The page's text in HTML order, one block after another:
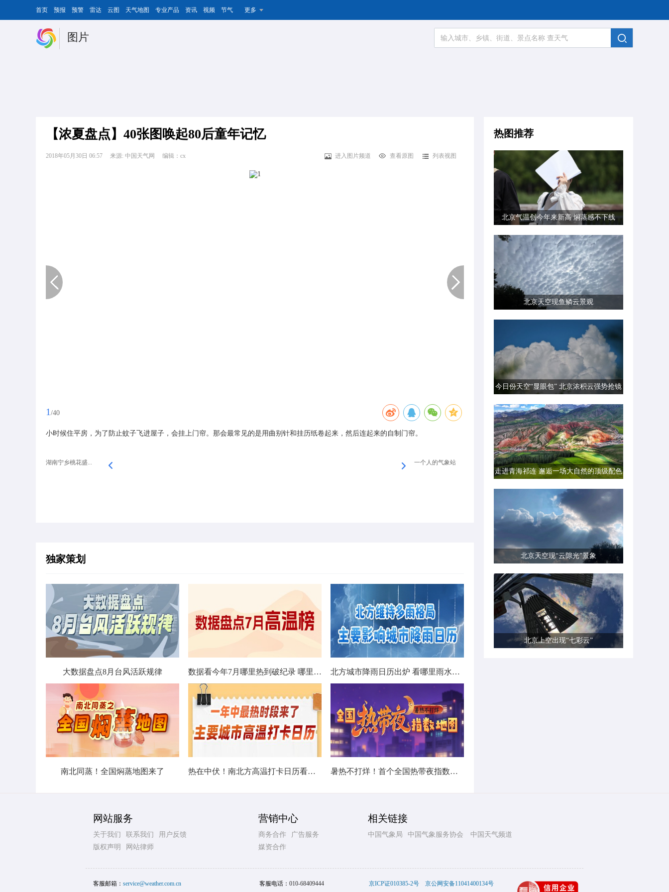
首页 预报 预警 雷达 云图 天气地图 专业产品 资讯 视频 节气 更多
图片
【浓夏盘点】40张图唤起80后童年记忆
2018年05月30日 06:57 来源: 中国天气网 编辑：cx 进入图片频道 查看原图 列表视图
1 /40
小时候住平房，为了防止蚊子飞进屋子，会挂上门帘。那会最常见的是用曲别针和挂历纸卷起来，然后连起来的自制门帘。
湖南宁乡桃花盛... 一个人的气象站
独家策划
大数据盘点8月台风活跃规律 数据看今年7月哪里热到破纪录 哪里暑热连轴转 北方城市降雨日历出炉 看哪里雨水超长待机
南北同蒸！全国焖蒸地图来了 热在中伏！南北方高温打卡日历看哪里热力持久 暑热不打烊！首个全国热带夜指数地图发布
热图推荐
北京气温创今年来新高 焖蒸感不下线
北京天空现鱼鳞云景观
今日份天空“显眼包” 北京浓积云强势抢镜
走进青海祁连 邂逅一场大自然的顶级配色
北京天空现“云隙光”景象
北京上空出现“七彩云”
网站服务
关于我们 联系我们
用户反馈
版权声明
网站律师
营销中心
商务合作
广告服务
媒资合作
相关链接
中国气象局 中国气象服务协会 中国天气频道
客服邮箱： service@weather.com.cn 客服电话： 010-68409444 京ICP证010385-2号 京公网安备11041400134号